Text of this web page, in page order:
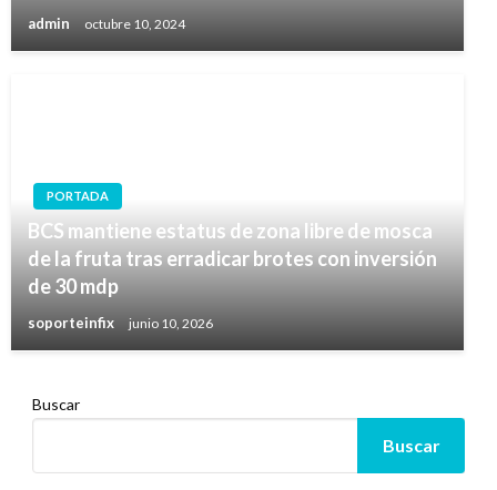
admin octubre 10, 2024
PORTADA
BCS mantiene estatus de zona libre de mosca
de la fruta tras erradicar brotes con inversión
de 30 mdp
soporteinfix junio 10, 2026
Buscar
Buscar